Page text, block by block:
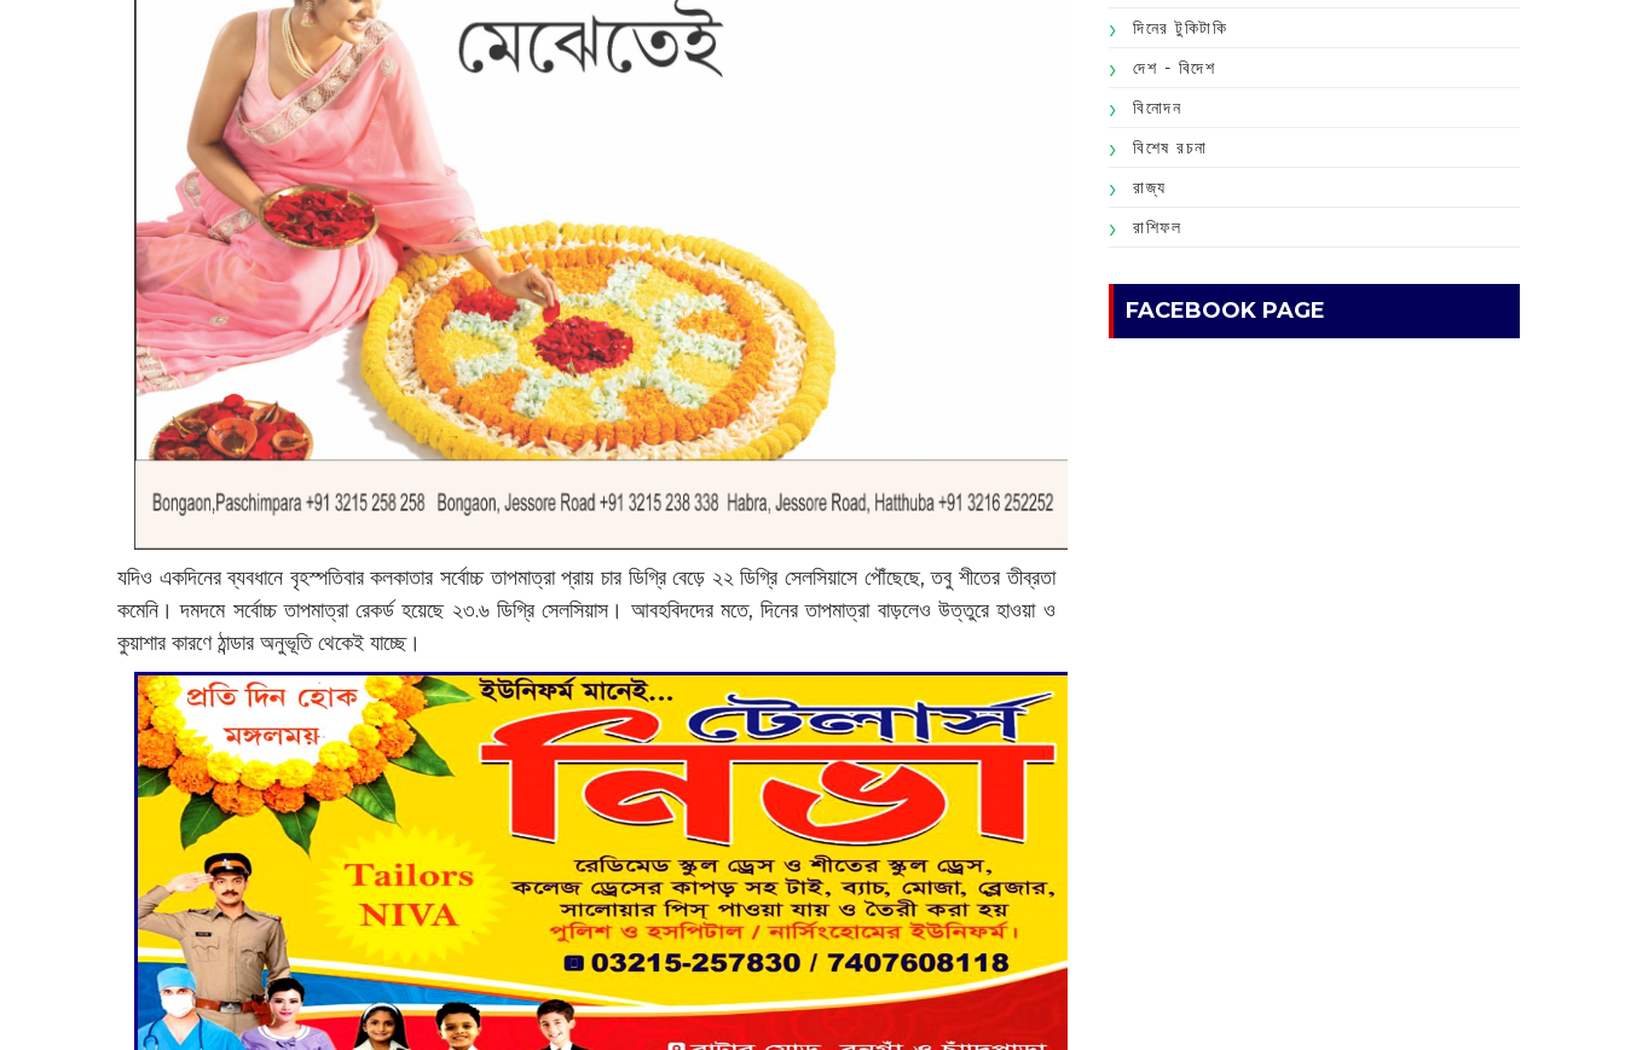
যদিও একদিনের ব্যবধানে বৃহস্পতিবার কলকাতার সর্বোচ্চ তাপমাত্রা প্রায় চার ডিগ্রি বেড়ে ২২ ডিগ্রি সেলসিয়াসে পৌঁছেছে, তবু শীতের তীব্রতা
কমেনি। দমদমে সর্বোচ্চ তাপমাত্রা রেকর্ড হয়েছে ২৩.৬ ডিগ্রি সেলসিয়াস। আবহবিদদের মতে, দিনের তাপমাত্রা বাড়লেও উত্তুরে হাওয়া ও
কুয়াশার কারণে ঠান্ডার অনুভূতি থেকেই যাচ্ছে।
দিনের টুকিটাকি
দেশ - বিদেশ
বিনোদন
বিশেষ রচনা
রাজ্য
রাশিফল
FACEBOOK PAGE